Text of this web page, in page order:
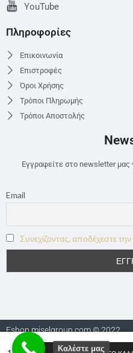
YouTube
Πληροφορίες
Επικοινωνία
Επιστροφές
Όροι Χρήσης
Τρόποι Πληρωμής
Τρόποι Αποστολής
Εγγραφείτε στο newsletter μας
Email
Συνεχίζοντας, αποδέχεστε
Eshop.miselgroup.com © 2022
Καλέστε μας